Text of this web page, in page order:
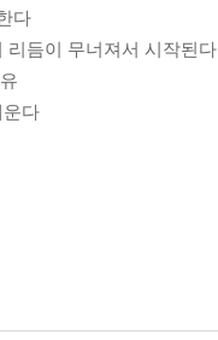
다
리듬이 무너져서 시작된다
다